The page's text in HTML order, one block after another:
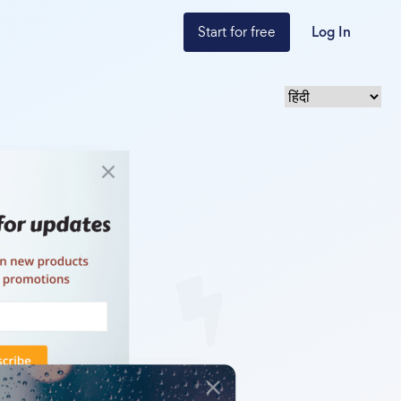
Start for free Log In